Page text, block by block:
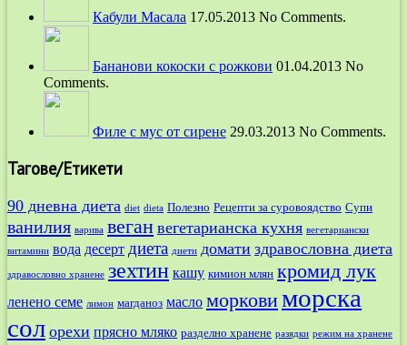
Кабули Масала 17.05.2013 No Comments.
Бананови кокоски с рожкови 01.04.2013 No
Comments.
Филе с мус от сирене 29.03.2013 No Comments.
Тагове/Етикети
90 дневна диета diet dieta Полезно Рецепти за суровоядство Супи
ванилия варива веган вегетарианска кухня вегетариански
витамини вода десерт диета диети домати здравословна диета
здравословно хранене зехтин кашу кимион млян кромид лук
ленено семе лимон магданоз масло морковиморска
сол орехи прясно мляко разделно хранене разядки режим на хранене